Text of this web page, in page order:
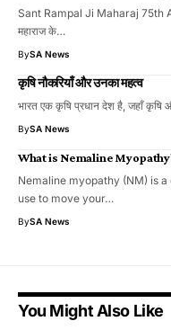
Sant Rampal Ji Maharaj 75th
महाराज के…
BySA News
कृषि नौकरियाँ और उनका महत्व
भारत एक कृषि प्रधान देश है, जहाँ
BySA News
What is Nemaline
Nemaline myopathy (NM) is
use to move your…
BySA News
You Might Also Like